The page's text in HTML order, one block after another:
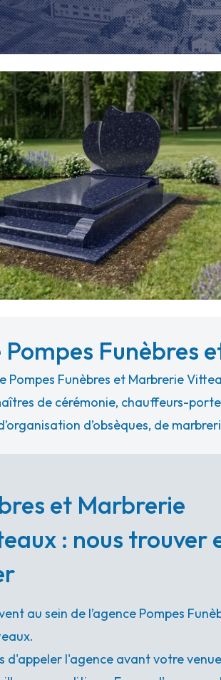
Funèbres
Pompes Funèbres et Marbrerie
de cérémonie, chauffeurs-
d’obsèques, de
et Marbrerie
: nous trouver
au sein de l’agence Pompes
d'appeler l'agence avant votre